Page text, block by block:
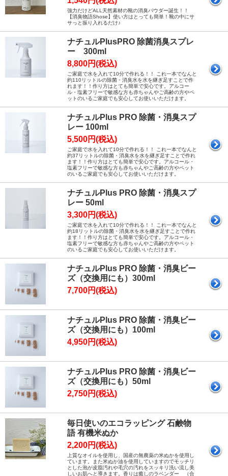
強力だけどALL天然素材の靴の消臭パウダー誕生！！
【消臭物語Shose】使い方はとっても簡単！靴の中にサ
サっと振り入れるだけ♪
ナチュルPlusPRO 除菌消臭スプレ
ー 300ml
8,800円(税込)
ご家庭で水を入れて10分で作れる！！ これ一本でなんと
約110リットルの除菌・消臭水を水を継ぎ足すことで作
れます！！作り方はとても簡単で安心です。アルコー
ル・塩素フリーで敏感な方も赤ちゃんやご高齢の方やペ
ットのいるご家庭でも安心してお使いいただけます。
ナチュルPlus PRO 除菌・消臭スプ
レー 100ml
5,500円(税込)
ご家庭で水を入れて10分で作れる！！ これ一本でなんと
約37リットルの除菌・消臭水を水を継ぎ足すことで作れ
ます！！作り方はとても簡単で安心です。アルコール・
塩素フリーで敏感な方も赤ちゃんやご高齢の方やペット
のいるご家庭でも安心してお使いいただけます。
ナチュルPlus PRO 除菌・消臭スプ
レー 50ml
3,300円(税込)
ご家庭で水を入れて10分で作れる！！ これ一本でなんと
約18リットルの除菌・消臭水を水を継ぎ足すことで作れ
ます！！作り方はとても簡単で安心です。アルコール・
塩素フリーで敏感な方も赤ちゃんやご高齢の方やペット
のいるご家庭でも安心してお使いいただけます。
ナチュルPlus PRO 除菌・消臭ビー
ズ（交換用にも）300ml
7,700円(税込)
ナチュルPlus PRO 除菌・消臭ビー
ズ（交換用にも）100ml
4,950円(税込)
ナチュルPlus PRO 除菌・消臭ビー
ズ（交換用にも）50ml
2,750円(税込)
毎日使いのエコラッピング 石鹸物
語 有機米ぬか
2,200円(税込)
上質なオイルを使用し、国産の無農薬の米ぬかを使用し
ています。また米ぬか油を使用していますのでモッチリ
とした泡が皮脂汚れや毛穴の汚れをスッキリ洗い流し美
しいお肌へと導きます。香りは癒しのラベンダー （合